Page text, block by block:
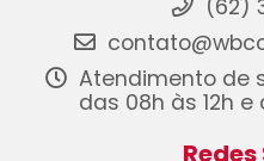
(62)
Atendimento de
das 08h às 12h e